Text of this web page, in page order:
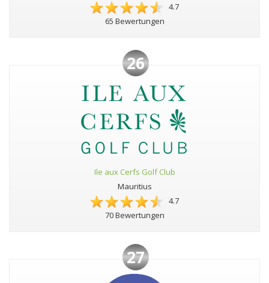
4.7
65 Bewertungen
26
Ile aux Cerfs Golf Club
Mauritius
4.7
70 Bewertungen
27